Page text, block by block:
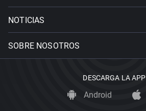
NOTICIAS
SOBRE NOSOTROS
DESCARGA LA APP
Android